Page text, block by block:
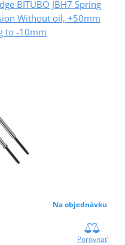
BITUBO JBH7 Spring
Without oil, +50mm
to -10mm
Na objednávku
Porovnať